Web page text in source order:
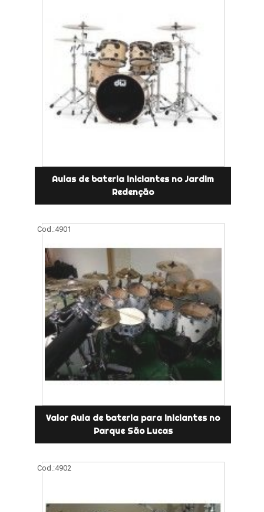
Aulas de bateria iniciantes no Jardim
Redenção
Cod.:4901
Valor Aula de bateria para iniciantes no
Parque São Lucas
Cod.:4902